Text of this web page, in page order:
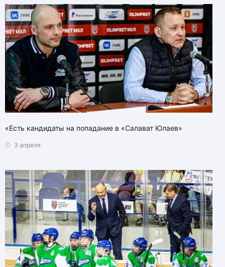
«Есть кандидаты на попадание в «Салават Юлаев»
3 апреля